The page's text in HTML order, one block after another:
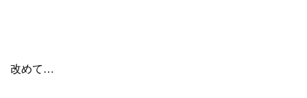
改めて…